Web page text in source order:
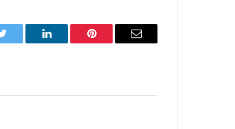
Twitter LinkedIn Pinterest Email